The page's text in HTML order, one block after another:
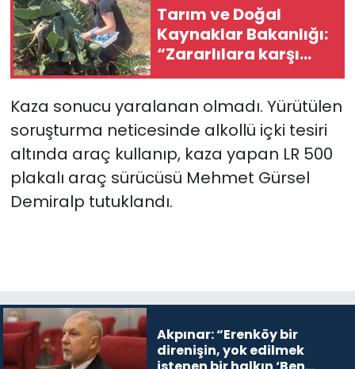
Tarım ve Doğal
Kaynaklar Bakanlığı:
“Zararlılara karşı
doğal mücadelede
sağlandı”
Kaza sonucu yaralanan olmadı. Yürütülen
soruşturma neticesinde alkollü içki tesiri
altında araç kullanıp, kaza yapan LR 500
plakalı araç sürücüsü Mehmet Gürsel
Demiralp tutuklandı.
Akpınar: “Erenköy bir
direnişin, yok edilmek